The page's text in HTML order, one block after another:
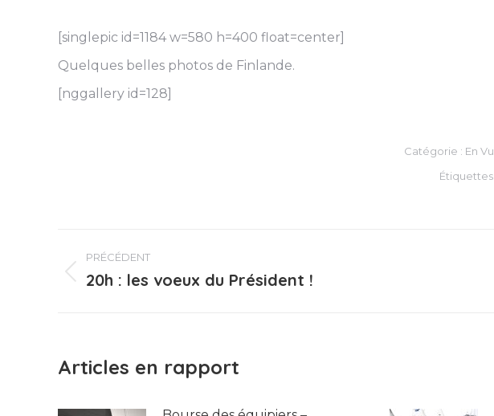
[singlepic id=1184 w=580 h=400 float=center]
Quelques belles photos de Finlande.
[nggallery id=128]
Catégorie : En
Étiquettes
Navigation
article
PRÉCÉDENT
Article
20h : les voeux du Président !
Articles en rapport